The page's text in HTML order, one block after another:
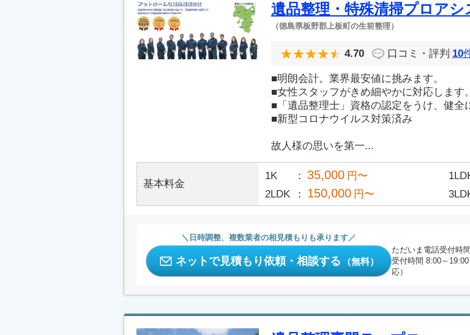
遺品整理・特殊清掃プロアシ
（徳島県板野郡上板町の生前整理）
4.70 口コミ・評判 10
■明朗会計。業界最安値に挑みます。
■女性スタッフがきめ細やかに対応します。
■「遺品整理士」資格の認定をうけ、健全
■新型コロナウイルス対策済み
故人様の思いを第一...
基本料金
1K 35,000 円〜
2LDK
150,000 円〜
日時調整、複数業者の相見積もりも承ります
ネットで見積もり依頼・相談する （無料）
ただいま電話受付時
受付時間 8:00～
応）